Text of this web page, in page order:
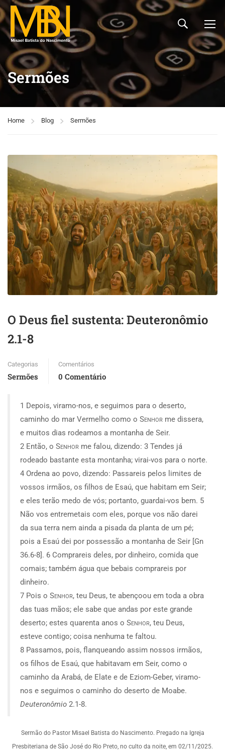
Sermões
Home Blog Sermões
O Deus fiel sustenta: Deuteronômio
2.1-8
Categorias
Sermões
Comentários
0 Comentário
1 Depois, viramo-nos, e seguimos para o deserto,
caminho do mar Vermelho como o Senhor me dissera,
e muitos dias rodeamos a montanha de Seir.
2 Então, o Senhor me falou, dizendo: 3 Tendes já
rodeado bastante esta montanha; virai-vos para o norte.
4 Ordena ao povo, dizendo: Passareis pelos limites de
vossos irmãos, os filhos de Esaú, que habitam em Seir;
e eles terão medo de vós; portanto, guardai-vos bem. 5
Não vos entremetais com eles, porque vos não darei
da sua terra nem ainda a pisada da planta de um pé;
pois a Esaú dei por possessão a montanha de Seir [Gn
36.6-8]. 6 Comprareis deles, por dinheiro, comida que
comais; também água que bebais comprareis por
dinheiro.
7 Pois o Senhor, teu Deus, te abençoou em toda a obra
das tuas mãos; ele sabe que andas por este grande
deserto; estes quarenta anos o Senhor, teu Deus,
esteve contigo; coisa nenhuma te faltou.
8 Passamos, pois, flanqueando assim nossos irmãos,
os filhos de Esaú, que habitavam em Seir, como o
caminho da Arabá, de Elate e de Eziom-Geber, viramo-
nos e seguimos o caminho do deserto de Moabe.
Deuteronômio 2.1-8.
Sermão do Pastor Misael Batista do Nascimento. Pregado na Igreja
Presbiteriana de São José do Rio Preto, no culto da noite, em 02/11/2025.